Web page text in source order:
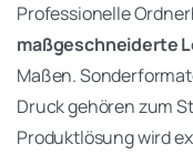
Professionelle
maßgeschneiderte
Maßen.
Druck gehören zum
Produktlösung wird